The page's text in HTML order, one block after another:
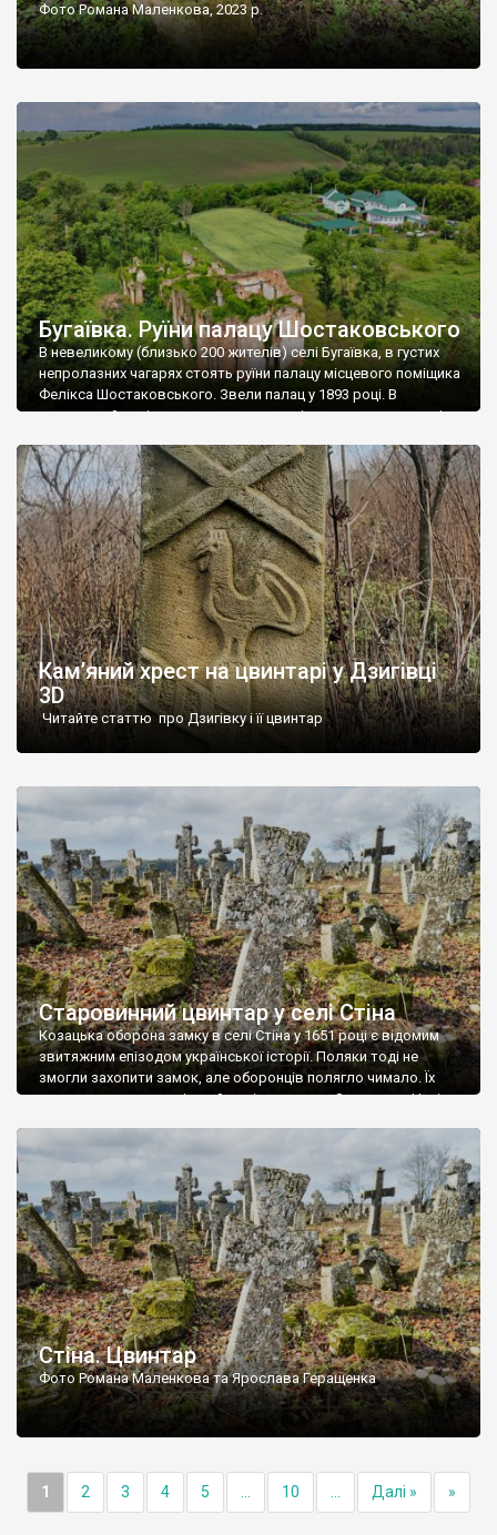
Фото Романа Маленкова, 2023 р.
Бугаївка. Руїни палацу Шостаковського
В невеликому (близько 200 жителів) селі Бугаївка, в густих
непролазних чагарях стоять руїни палацу місцевого поміщика
Фелікса Шостаковського. Звели палац у 1893 році. В
радянський період у ньому спочатку містилася школа, потім
століття тут розмістили туберкульозну лікарню. Коли із
палацу виїхала лікарня – ми точно не […]
Кам’яний хрест на цвинтарі у Дзигівці
3D
Читайте статтю про Дзигівку і її цвинтар
Старовинний цвинтар у селі Стіна
Козацька оборона замку в селі Стіна у 1651 році є відомим
звитяжним епізодом української історії. Поляки тоді не
змогли захопити замок, але оборонців полягло чимало. Їх
поховали на цвинтарі, який тоді називався Замковим. Нині на
ньому чимало хрестів 19 століття, є такі, де епітафії стер […]
Стіна. Цвинтар
Фото Романа Маленкова та Ярослава Геращенка
1 2 3 4 5 10 Далі » »